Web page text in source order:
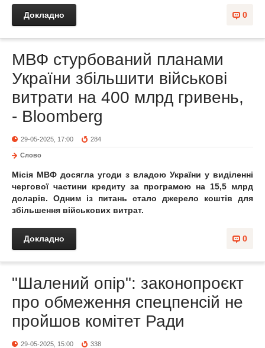
0
Докладно
МВФ стурбований планами
України збільшити військові
витрати на 400 млрд гривень,
- Bloomberg
29-05-2025, 17:00 284
Слово
Місія МВФ досягла угоди з владою України у виділенні
чергової частини кредиту за програмою на 15,5 млрд
доларів. Одним із питань стало джерело коштів для
збільшення військових витрат.
0
Докладно
"Шалений опір": законопроєкт
про обмеження спецпенсій не
пройшов комітет Ради
29-05-2025, 15:00 338